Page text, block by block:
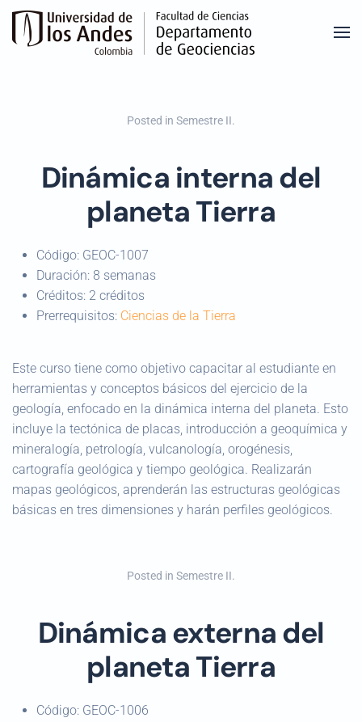
Skip to main content
Posted in Semestre II.
Dinámica interna del
planeta Tierra
Código: GEOC-1007
Duración: 8 semanas
Créditos: 2 créditos
Prerrequisitos: Ciencias de la Tierra
Este curso tiene como objetivo capacitar al estudiante en
herramientas y conceptos básicos del ejercicio de la
geología, enfocado en la dinámica interna del planeta. Esto
incluye la tectónica de placas, introducción a geoquímica y
mineralogía, petrología, vulcanología, orogénesis,
cartografía geológica y tiempo geológica. Realizarán
mapas geológicos, aprenderán las estructuras geológicas
básicas en tres dimensiones y harán perfiles geológicos.
Posted in Semestre II.
Dinámica externa del
planeta Tierra
Código: GEOC-1006